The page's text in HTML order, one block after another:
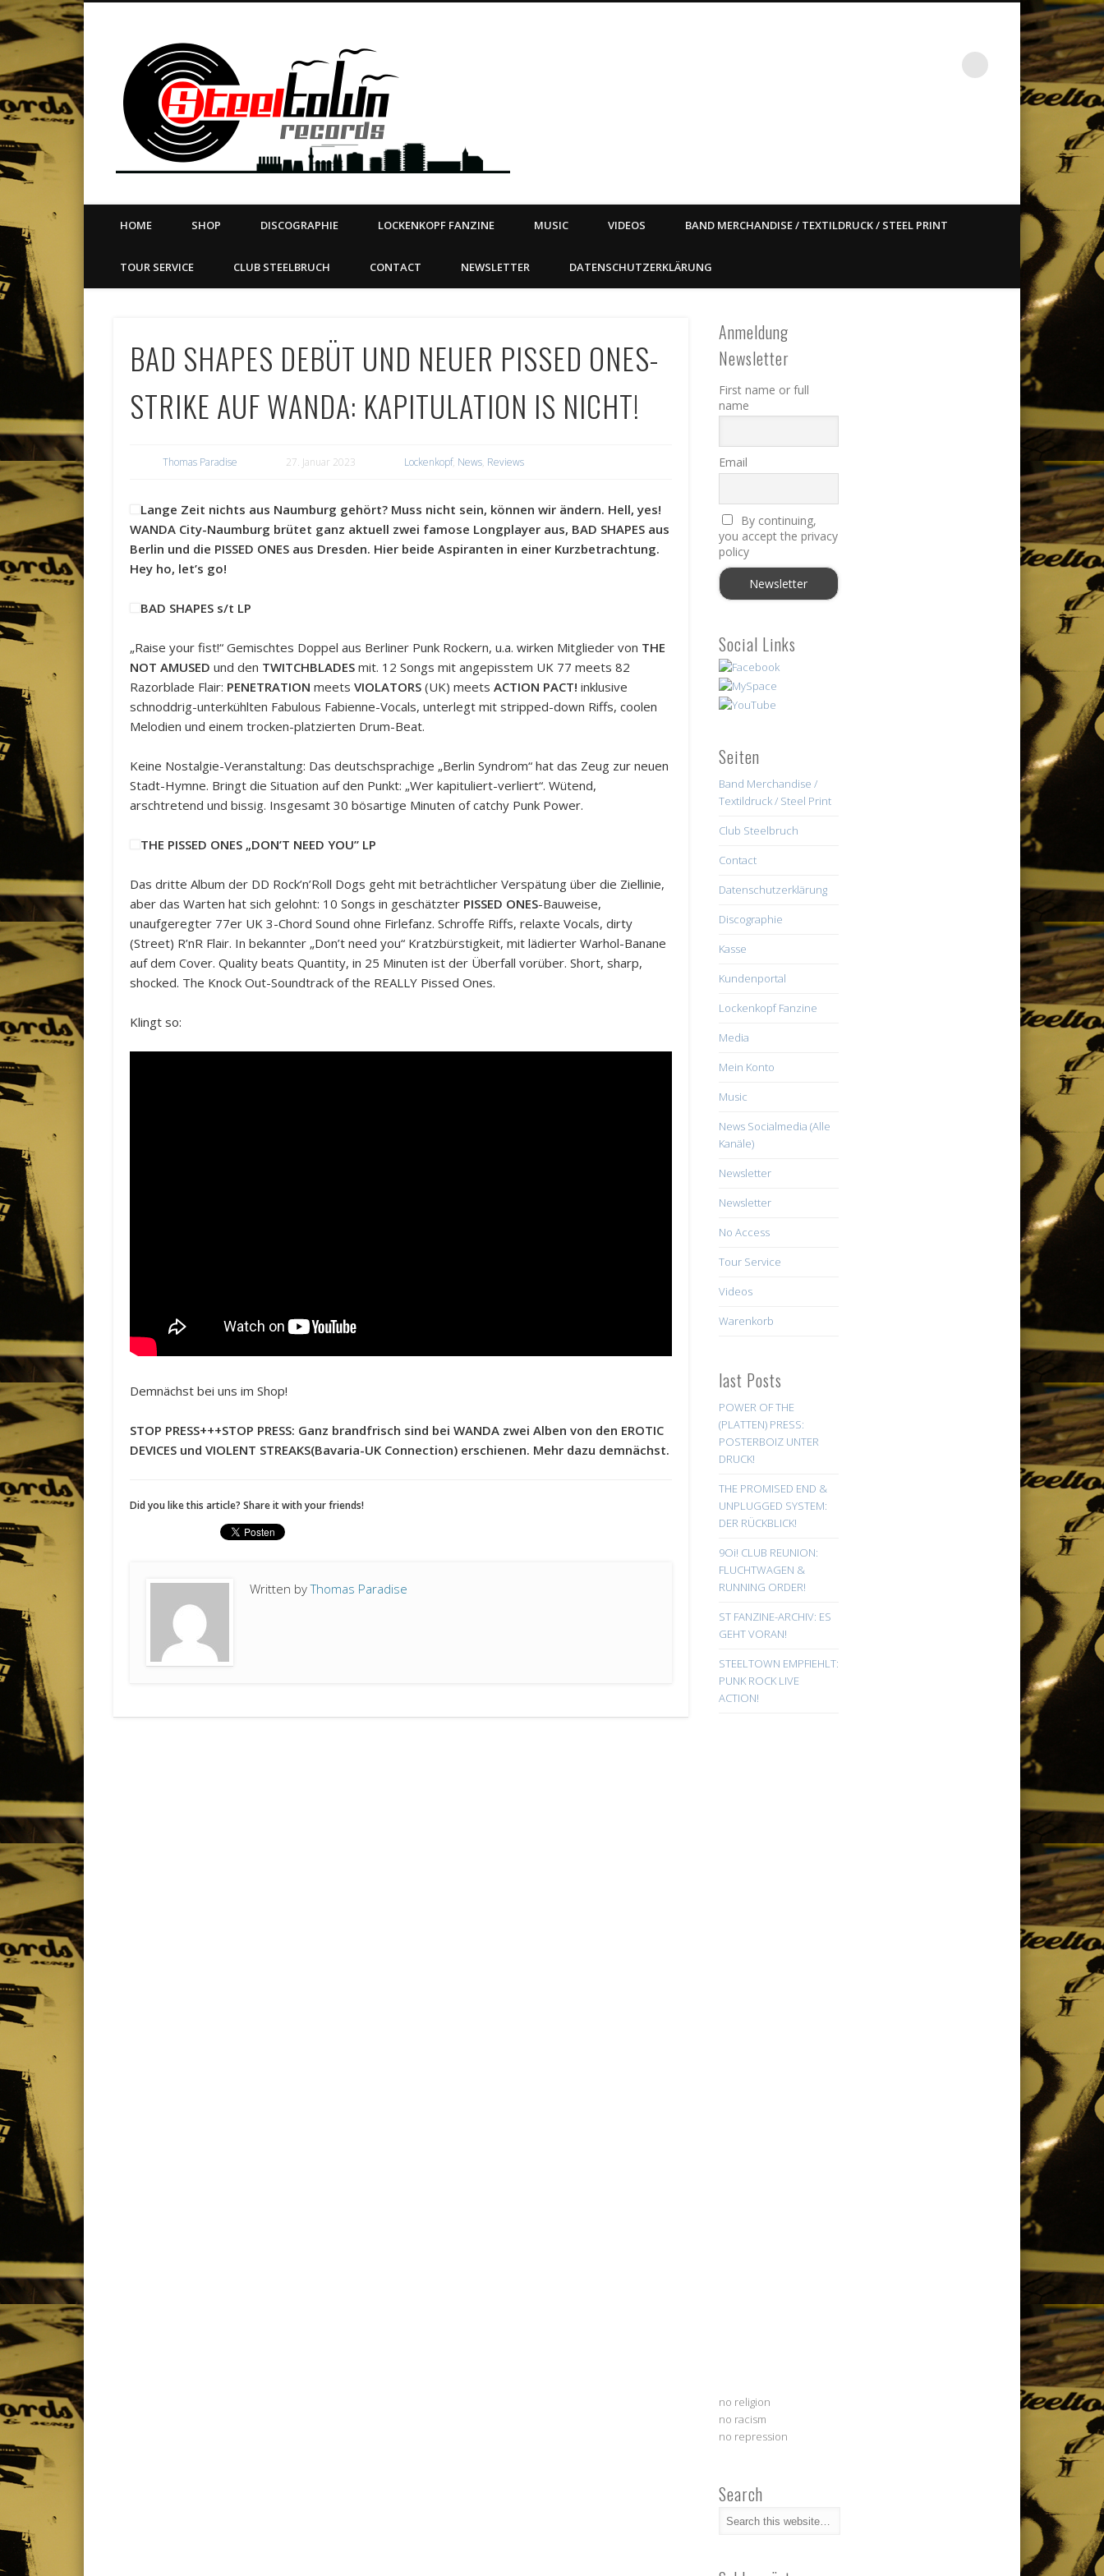
Steeltown Records – East ain`t dead so straight
LABEL | MERCH | PRINT | DIY | FANZINE | TOURSERVICE | BOOKING
VimeoDribble LinkedIn
HOME SHOP DISCOGRAPHIE LOCKENKOPF FANZINE MUSIC VIDEOS BAND MERCHANDISE / TEXTILDRUCK / STEEL PRINT
TOUR SERVICE CLUB STEELBRUCH CONTACT NEWSLETTER DATENSCHUTZERKLÄRUNG
BAD SHAPES DEBÜT UND NEUER PISSED ONES-
STRIKE AUF WANDA: KAPITULATION IS NICHT!
Thomas Paradise 27. Januar 2023 Lockenkopf, News, Reviews
Lange Zeit nichts aus Naumburg gehört? Muss nicht sein, können wir ändern. Hell, yes!
WANDA City-Naumburg brütet ganz aktuell zwei famose Longplayer aus, BAD SHAPES aus
Berlin und die PISSED ONES aus Dresden. Hier beide Aspiranten in einer Kurzbetrachtung.
Hey ho, let’s go!
BAD SHAPES s/t LP
„Raise your fist!“ Gemischtes Doppel aus Berliner Punk Rockern, u.a. wirken Mitglieder von THE
NOT AMUSED und den TWITCHBLADES mit. 12 Songs mit angepisstem UK 77 meets 82
Razorblade Flair: PENETRATION meetsVIOLATORS (UK) meetsACTION PACT! inklusive
schnoddrig-unterkühlten Fabulous Fabienne-Vocals, unterlegt mit stripped-down Riffs, coolen
Melodien und einem trocken-platzierten Drum-Beat.
Keine Nostalgie-Veranstaltung: Das deutschsprachige „Berlin Syndrom“ hat das Zeug zur neuen
Stadt-Hymne. Bringt die Situation auf den Punkt: „Wer kapituliert-verliert“. Wütend,
arschtretend und bissig. Insgesamt 30 bösartige Minuten of catchy Punk Power.
THE PISSED ONES „DON’T NEED YOU” LP
Das dritte Album der DD Rock’n’Roll Dogs geht mit beträchtlicher Verspätung über die Ziellinie,
aber das Warten hat sich gelohnt: 10 Songs in geschätzter PISSED ONES-Bauweise,
unaufgeregter 77er UK 3-Chord Sound ohne Firlefanz. Schroffe Riffs, relaxte Vocals, dirty
(Street) R’nR Flair. In bekannter „Don’t need you“ Kratzbürstigkeit, mit lädierter Warhol-Banane
auf dem Cover. Quality beats Quantity, in 25 Minuten ist der Überfall vorüber. Short, sharp,
shocked. The Knock Out-Soundtrack of the REALLY Pissed Ones.
Klingt so:
Demnächst bei uns im Shop!
STOP PRESS+++STOP PRESS: Ganz brandfrisch sind bei WANDA zwei Alben von den EROTIC
DEVICES und VIOLENT STREAKS(Bavaria-UK Connection) erschienen. Mehr dazu demnächst.
Did you like this article? Share it with your friends!
Written byThomas Paradise
Anmeldung
Newsletter
First name or full
name
Email
By continuing,
you accept the privacy
policy
Social Links
Seiten
Band Merchandise /
Textildruck / Steel Print
Club Steelbruch
Contact
Datenschutzerklärung
Discographie
Kasse
Kundenportal
Lockenkopf Fanzine
Media
Mein Konto
Music
News Socialmedia (Alle
Kanäle)
Newsletter
Newsletter
No Access
Tour Service
Videos
Warenkorb
last Posts
POWER OF THE
(PLATTEN) PRESS:
POSTERBOIZ UNTER
DRUCK!
THE PROMISED END &
UNPLUGGED SYSTEM:
DER RÜCKBLICK!
9Oi! CLUB REUNION:
FLUCHTWAGEN &
RUNNING ORDER!
ST FANZINE-ARCHIV: ES
GEHT VORAN!
STEELTOWN EMPFIEHLT:
PUNK ROCK LIVE
ACTION!
no religion
no racism
no repression
Search